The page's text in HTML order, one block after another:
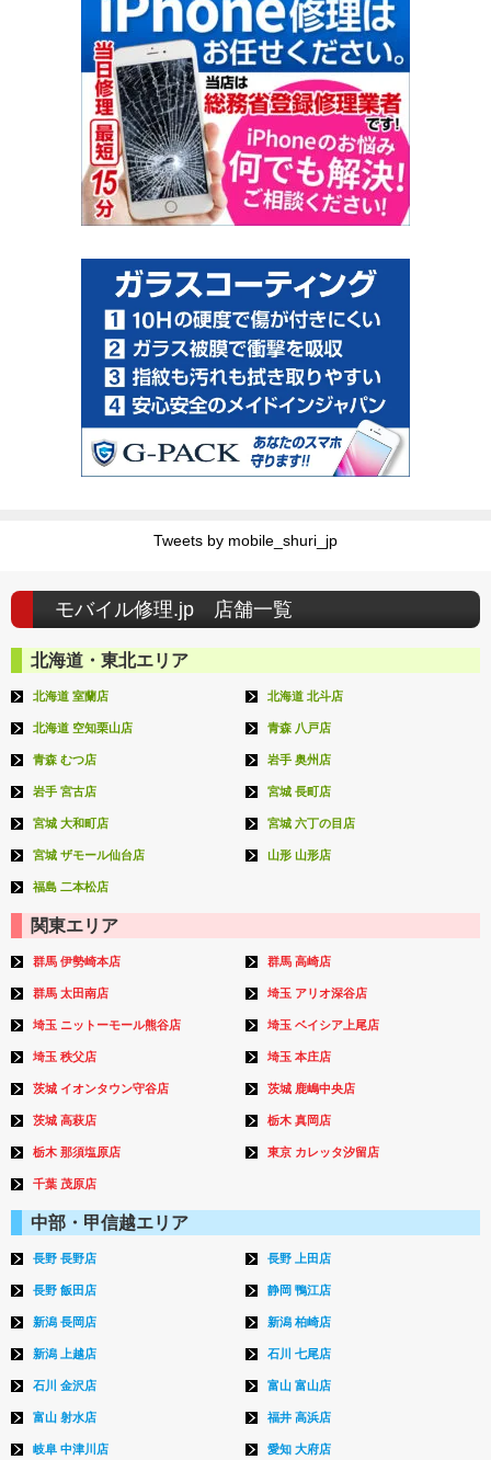
Tweets by mobile_shuri_jp
モバイル修理.jp 店舗一覧
北海道・東北エリア
北海道 室蘭店 北海道 北斗店
北海道 空知栗山店 青森 八戸店
青森 むつ店 岩手 奥州店
岩手 宮古店 宮城 長町店
宮城 大和町店 宮城 六丁の目店
宮城 ザモール仙台店 山形 山形店
福島 二本松店
関東エリア
群馬 伊勢崎本店 群馬 高崎店
群馬 太田南店 埼玉 アリオ深谷店
埼玉 ニットーモール熊谷店 埼玉 ベイシア上尾店
埼玉 秩父店 埼玉 本庄店
茨城 イオンタウン守谷店 茨城 鹿嶋中央店
茨城 高萩店 栃木 真岡店
栃木 那須塩原店 東京 カレッタ汐留店
千葉 茂原店
中部・甲信越エリア
長野 長野店 長野 上田店
長野 飯田店 静岡 鴨江店
新潟 長岡店 新潟 柏崎店
新潟 上越店 石川 七尾店
石川 金沢店 富山 富山店
富山 射水店 福井 高浜店
岐阜 中津川店 愛知 大府店